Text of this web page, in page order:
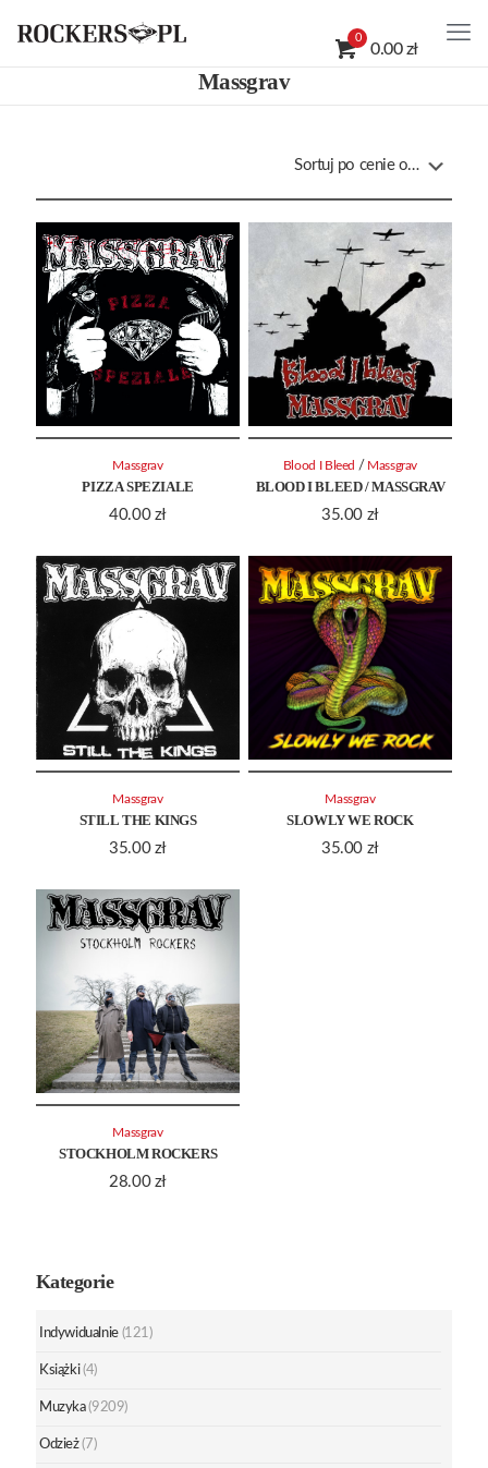
0
0.00 zł
Massgrav
PIZZA SPEZIALE
40.00 zł
Massgrav
BLOOD I BLEED / MASSGRAV
35.00 zł
Blood I Bleed / Massgrav
STILL THE KINGS
35.00 zł
Massgrav
SLOWLY WE ROCK
35.00 zł
Massgrav
STOCKHOLM ROCKERS
28.00 zł
Massgrav
Kategorie
Indywidualnie (121)
Książki (4)
Muzyka (9209)
Odzież (7)